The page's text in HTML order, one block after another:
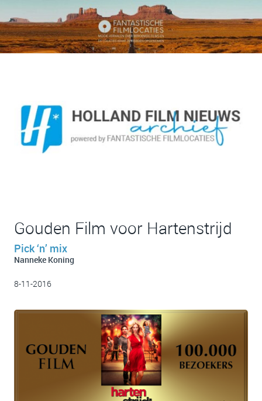
Gouden Film voor Hartenstrijd
Pick ‘n’ mix
Nanneke Koning
8-11-2016